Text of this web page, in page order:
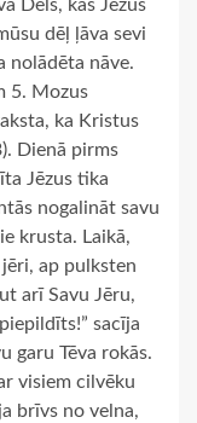
Dēls, kas Jēzus
dēļ ļāva sevi
nolādēta nāve.
5. Mozus
ka Kristus
Dienā pirms
Jēzus tika
nogalināt savu
krusta. Laikā,
ap pulksten
arī Savu Jēru,
sacīja
garu Tēva rokās.
visiem cilvēku
brīvs no velna,